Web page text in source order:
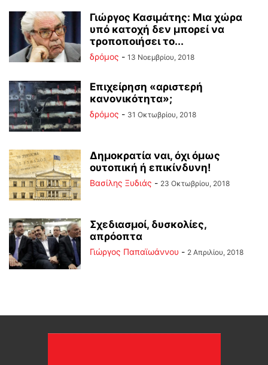
Γιώργος Κασιμάτης: Μια χώρα
υπό κατοχή δεν μπορεί να
τροποποιήσει το...
δρόμος - 13 Νοεμβρίου, 2018
Επιχείρηση «αριστερή
κανονικότητα»;
δρόμος - 31 Οκτωβρίου, 2018
Δημοκρατία ναι, όχι όμως
ουτοπική ή επικίνδυνη!
Βασίλης Ξυδιάς - 23 Οκτωβρίου, 2018
Σχεδιασμοί, δυσκολίες,
απρόοπτα
Γιώργος Παπαϊωάννου - 2 Απριλίου, 2018